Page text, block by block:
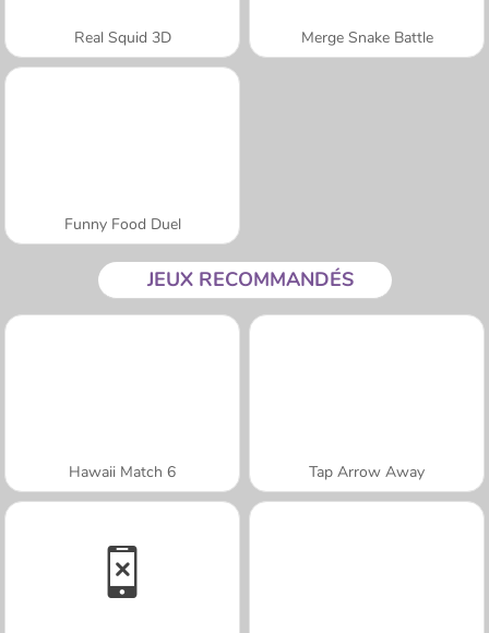
Real Squid 3D Merge Snake Battle
Funny Food Duel
JEUX RECOMMANDÉS
Hawaii Match 6 Tap Arrow Away